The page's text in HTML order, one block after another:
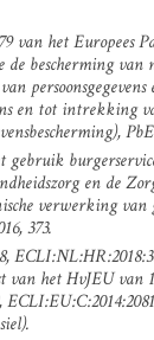
van het Europees
de bescherming
en tot intrekking
en de
verwerking van
373.
het HvJEU van